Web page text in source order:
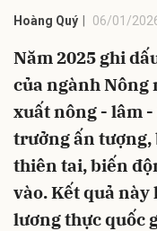
Hoàng Quý 06/01/
Năm 2025 ghi
của ngành Nông
xuất nông - lâm
trưởng ấn tượng,
thiên tai, biến
vào. Kết quả
lương thực quốc